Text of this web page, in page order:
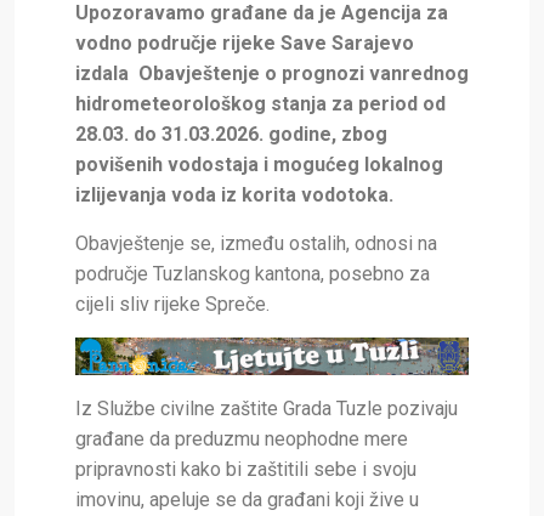
Upozoravamo građane da je Agencija za
vodno područje rijeke Save Sarajevo
izdala Obavještenje o prognozi vanrednog
hidrometeorološkog stanja za period od
28.03. do 31.03.2026. godine, zbog
povišenih vodostaja i mogućeg lokalnog
izlijevanja voda iz korita vodotoka.
Obavještenje se, između ostalih, odnosi na
područje Tuzlanskog kantona, posebno za
cijeli sliv rijeke Spreče.
Iz Službe civilne zaštite Grada Tuzle pozivaju
građane da preduzmu neophodne mere
pripravnosti kako bi zaštitili sebe i svoju
imovinu, apeluje se da građani koji žive u